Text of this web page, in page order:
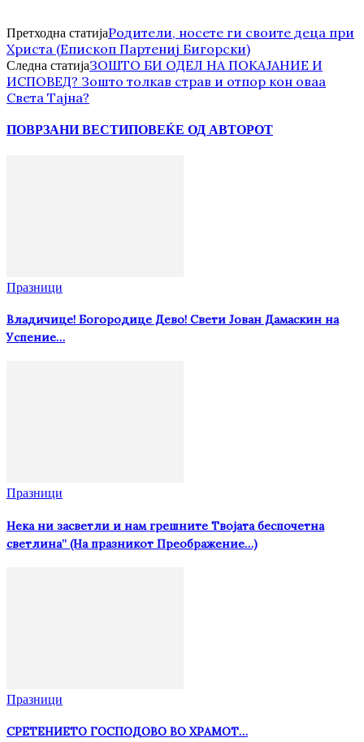
Претходна статијаРодители, носете ги своите деца при
Христа (Епископ Партениј Бигорски)
Следна статијаЗОШТО БИ ОДЕЛ НА ПОКАЈАНИЕ И
ИСПОВЕД? Зошто толкав страв и отпор кон оваа
Света Тајна?
ПОВРЗАНИ ВЕСТИПОВЕЌЕ ОД АВТОРОТ
Празници
Владичице! Богородице Дево! Свети Јован Дамаскин на
Успение…
Празници
Нека ни засветли и нам грешните Твојата беспочетна
светлина” (На празникот Преображение…)
Празници
СРЕТЕНИЕТО ГОСПОДОВО ВО ХРАМОТ…